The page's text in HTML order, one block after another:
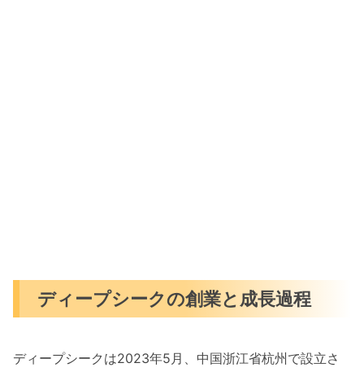
ディープシークの創業と成長過程
ディープシークは2023年5月、中国浙江省杭州で設立さ